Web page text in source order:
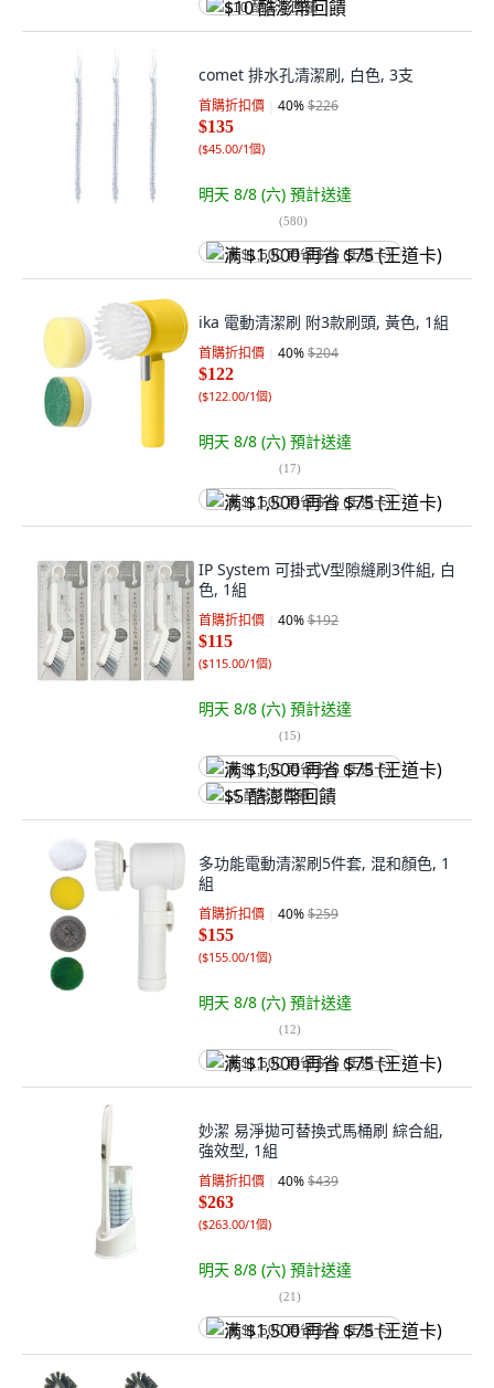
$10 酷澎幣回饋
comet 排水孔清潔刷, 白色, 3支
首購折扣價 40%$226
$135
($45.00/1個)
明天 8/8 (六) 預計送達
(580)
满 $1,500 再省 $75 (王道卡)
ika 電動清潔刷 附3款刷頭, 黃色, 1組
首購折扣價 40%$204
$122
($122.00/1個)
明天 8/8 (六) 預計送達
(17)
满 $1,500 再省 $75 (王道卡)
IP System 可掛式V型隙縫刷3件組, 白
色, 1組
首購折扣價 40%$192
$115
($115.00/1個)
明天 8/8 (六) 預計送達
(15)
满 $1,500 再省 $75 (王道卡)
$5 酷澎幣回饋
多功能電動清潔刷5件套, 混和顏色, 1
組
首購折扣價 40%$259
$155
($155.00/1個)
明天 8/8 (六) 預計送達
(12)
满 $1,500 再省 $75 (王道卡)
妙潔 易淨拋可替換式馬桶刷 綜合組,
強效型, 1組
首購折扣價 40%$439
$263
($263.00/1個)
明天 8/8 (六) 預計送達
(21)
满 $1,500 再省 $75 (王道卡)